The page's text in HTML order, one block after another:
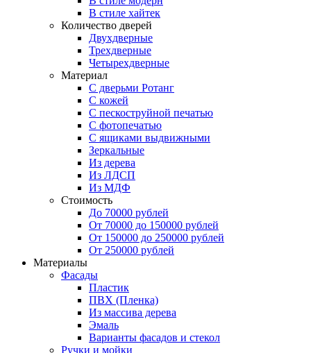
В стиле хайтек
Количество дверей
Двухдверные
Трехдверные
Четырехдверные
Материал
C дверьми Ротанг
C кожей
C пескоструйной печатью
C фотопечатью
C ящиками выдвижными
Зеркальные
Из дерева
Из ЛДСП
Из МДФ
Стоимость
До 70000 рублей
От 70000 до 150000 рублей
От 150000 до 250000 рублей
От 250000 рублей
Материалы
Фасады
Пластик
ПВХ (Пленка)
Из массива дерева
Эмаль
Варианты фасадов и стекол
Ручки и мойки